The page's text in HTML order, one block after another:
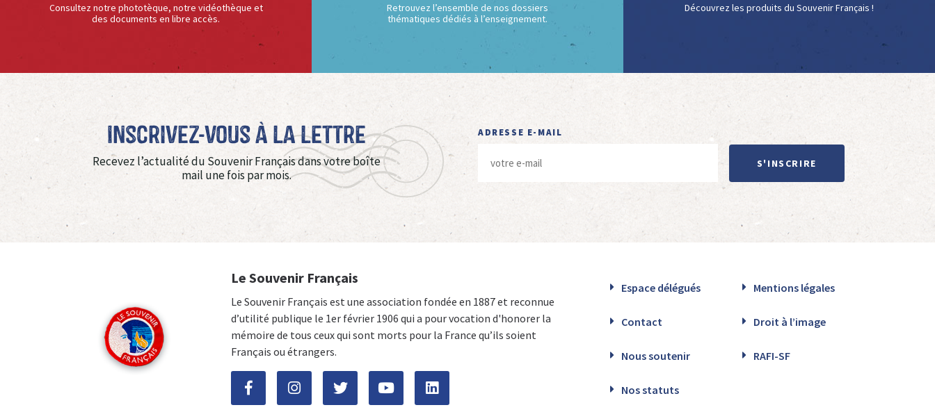
Consultez notre phototèque, notre vidéothèque et
des documents en libre accès.
Retrouvez l’ensemble de nos dossiers
thématiques dédiés à l’enseignement.
Découvrez les produits du Souvenir Français !
Inscrivez-vous à La Lettre
Recevez l’actualité du Souvenir Français dans votre boîte
mail une fois par mois.
ADRESSE E-MAIL
S'INSCRIRE
Le Souvenir Français
Le Souvenir Français est une association fondée en 1887 et reconnue
d’utilité publique le 1er février 1906 qui a pour vocation d'honorer la
mémoire de tous ceux qui sont morts pour la France qu’ils soient
Français ou étrangers.
Espace délégués Mentions légales
Contact Droit à l’image
Nous soutenir RAFI-SF
Nos statuts